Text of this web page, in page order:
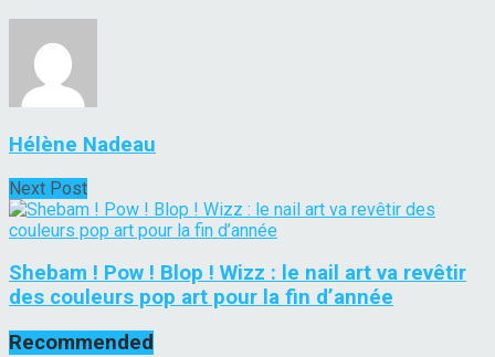
Hélène Nadeau
Next Post
Shebam ! Pow ! Blop ! Wizz : le nail art va revêtir
des couleurs pop art pour la fin d’année
Recommended